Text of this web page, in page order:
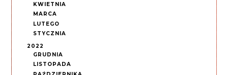
KWIETNIA
MARCA
LUTEGO
STYCZNIA
2022
GRUDNIA
LISTOPADA